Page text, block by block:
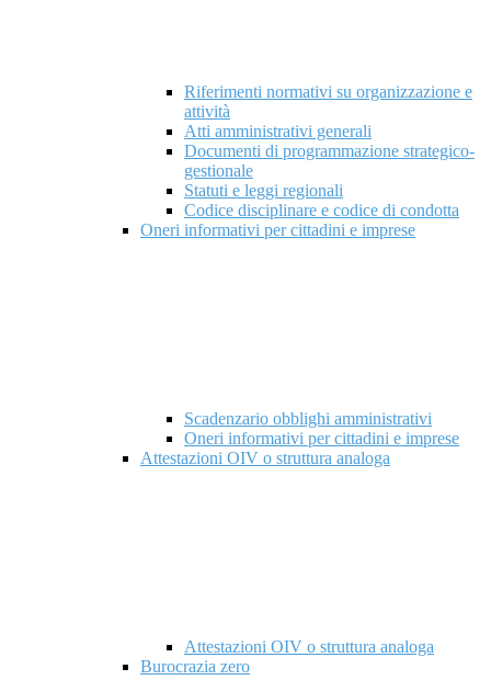
Riferimenti normativi su organizzazione e
attività
Atti amministrativi generali
Documenti di programmazione strategico-
gestionale
Statuti e leggi regionali
Codice disciplinare e codice di condotta
Oneri informativi per cittadini e imprese
Scadenzario obblighi amministrativi
Oneri informativi per cittadini e imprese
Attestazioni OIV o struttura analoga
Attestazioni OIV o struttura analoga
Burocrazia zero